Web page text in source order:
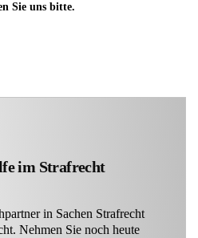
Sie uns bitte.
im Strafrecht
in Sachen Strafrecht
Nehmen Sie noch heute